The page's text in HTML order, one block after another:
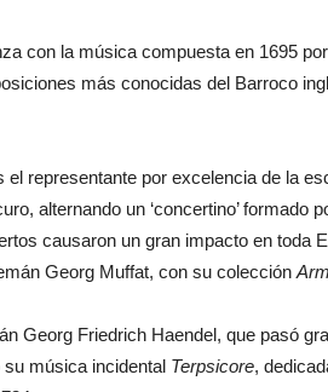
con la música compuesta en 1695
más conocidas del Barroco
el representante por excelencia de la
alternando un ‘concertino’ formado
causaron un gran impacto en toda
Georg Muffat, con su colección
Georg Friedrich Haendel, que pasó
música incidental Terpsicore,